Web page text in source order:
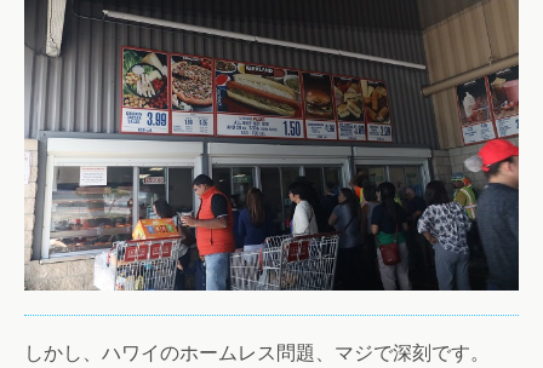
しかし、ハワイのホームレス問題、マジで深刻です。